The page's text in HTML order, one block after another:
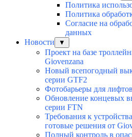
Политика
Политика
Согласие на
данных
Новости
▼
Проект на базе
Giovenzana
Новый всепогодный
серии GTF2
Фотобарьеры для
Обновление концевых
серии FTN
Требования к
готовые решения от
Полный контроль в